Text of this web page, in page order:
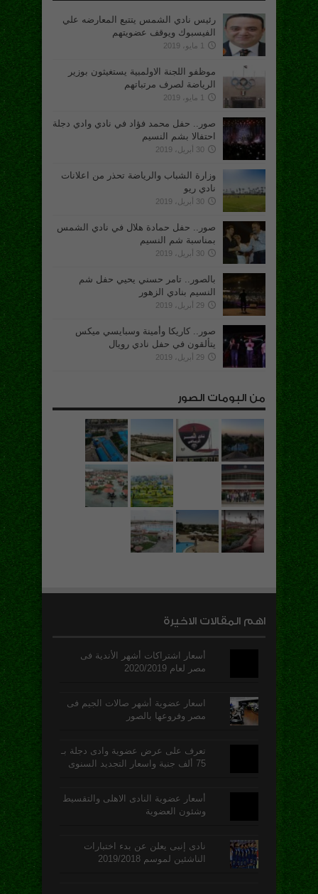
رئيس نادي الشمس يتتبع المعارضه علي
الفيسبوك ويوقف عضويتهم
1 مايو، 2019
موظفو اللجنة الاولمبية يستغيثون بوزير
الرياضة لصرف مرتباتهم
1 مايو، 2019
صور.. حفل محمد فؤاد في نادي وادي دجلة
احتفالا بشم النسيم
30 أبريل، 2019
وزارة الشباب والرياضة تحذر من اعلانات
نادي ريو
30 أبريل، 2019
صور.. حفل حمادة هلال في نادي الشمس
بمناسبة شم النسيم
30 أبريل، 2019
بالصور.. تامر حسني يحيي حفل شم
النسيم بنادي الزهور
29 أبريل، 2019
صور.. كاريكا وأمينة وسبايسي ميكس
يتألقون في حفل نادي رويال
29 أبريل، 2019
من البومات الصور
اهم المقالات الاخيرة
أسعار اشتراكات أشهر الأندية فى
مصر لعام 2020/2019
اسعار عضوية أشهر صالات الجيم فى
مصر وفروعها بالصور
تعرف على عرض عضوية وادى دجلة بـ
75 ألف جنية واسعار التجديد السنوى
أسعار عضوية النادى الاهلى والتقسيط
وشئون العضوية
نادى إنبى يعلن عن بدء اختبارات
الناشئين لموسم 2019/2018